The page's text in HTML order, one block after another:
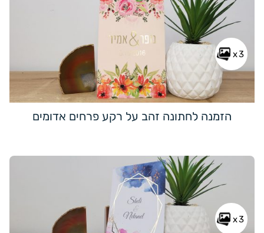
x3
הזמנה לחתונה זהב על רקע פרחים אדומים
x3